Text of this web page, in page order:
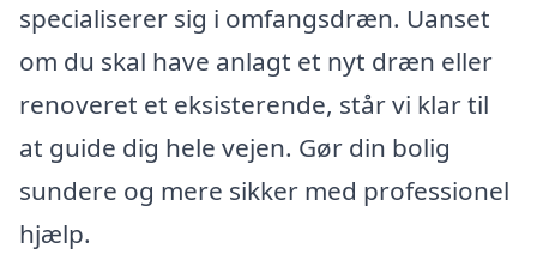
specialiserer sig i omfangsdræn. Uanset
om du skal have anlagt et nyt dræn eller
renoveret et eksisterende, står vi klar til
at guide dig hele vejen. Gør din bolig
sundere og mere sikker med professionel
hjælp.